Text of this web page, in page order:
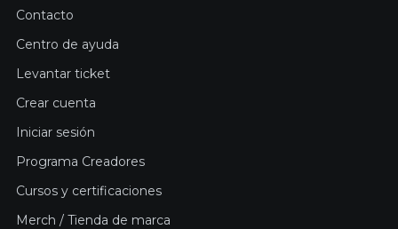
Contacto
Centro de ayuda
Levantar ticket
Crear cuenta
Iniciar sesión
Programa Creadores
Cursos y certificaciones
Merch / Tienda de marca